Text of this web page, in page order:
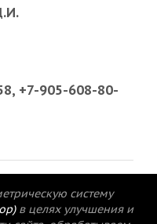
+7-905-608-80-
систему
в целях улучшения и